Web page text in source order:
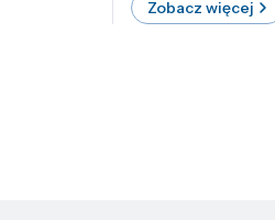
Zobacz więcej